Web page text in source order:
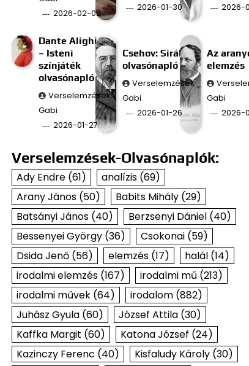
2026-02-02
2026-01-30
2026-
Dante Alighieri
– Isteni
színjáték
olvasónapló
Verselemzések
Gabi
2026-01-27
Csehov: Sirály
olvasónapló
Verselemzések
Gabi
2026-01-26
Az
elemzés
Gabi
2026-
Verselemzések-Olvasónaplók:
Ady Endre(61) analízis(69)
Arany János(50) Babits Mihály(29)
Batsányi János(40) Berzsenyi Dániel(40)
Bessenyei György(36) Csokonai(59)
Dsida Jenő(56) elemzés(17) halál(14)
irodalmi elemzés(167) irodalmi mű (213)
irodalmi művek(64) irodalom(882)
Juhász Gyula(60) József Attila(30)
Kaffka Margit (60) Katona József (24)
Kazinczy Ferenc (40) Kisfaludy Károly(30)